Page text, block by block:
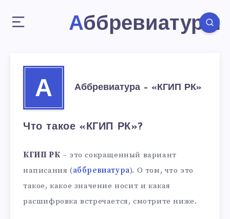
Аббревиатуры
А Аббревиатура – «КГИП РК»
Что такое «КГИП РК»?
КГИП РК – это сокращенный вариант
написания (аббревиатура). О том, что это
такое, какое значение носит и какая
расшифровка встречается, смотрите ниже.